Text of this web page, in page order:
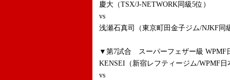
慶大（TSX/J-NETWORK同級5位）
vs
浅瀬石真司（東京町田金子ジム/NJKF同
▼第7試合 スーパーフェザー級 WPMF
KENSEI（新宿レフティージム/WPMF日
vs